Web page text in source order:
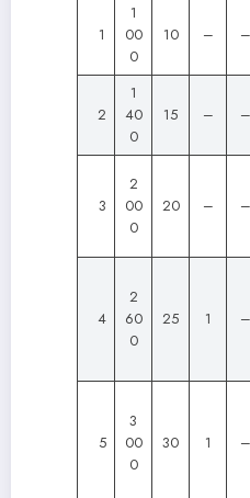
1
1
00
0
10 – –
2
1
40
0
15 – –
3
2
00
0
20 – –
4
2
60
0
25 1 –
5
3
00
0
30 1 –